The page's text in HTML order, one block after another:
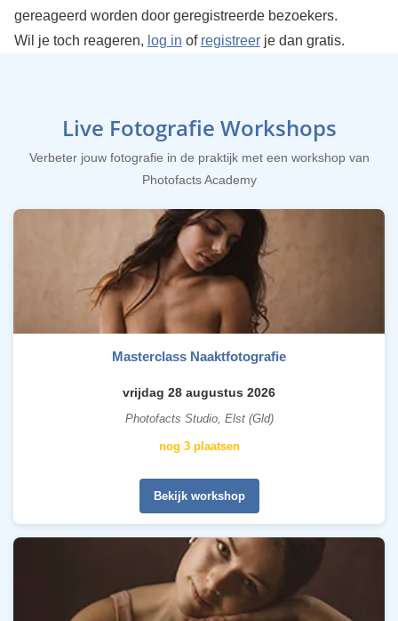
gereageerd worden door geregistreerde bezoekers.
Wil je toch reageren, log in of registreerje dan gratis.
Live Fotografie Workshops
Verbeter jouw fotografie in de praktijk met een workshop van
Photofacts Academy
Masterclass Naaktfotografie
vrijdag 28 augustus 2026
Photofacts Studio, Elst (Gld)
nog 3 plaatsen
Bekijk workshop